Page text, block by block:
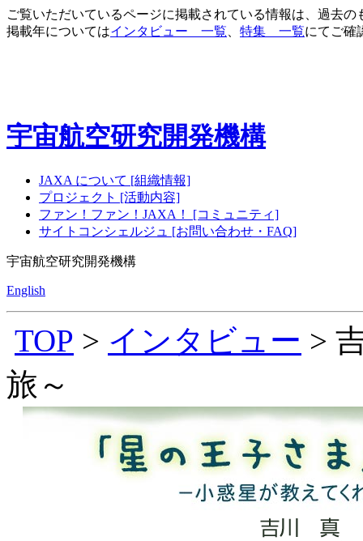
ご覧いただいているページに掲載されている情報は、過去
掲載年についてはインタビュー 一覧 特集 一覧にてご確
宇宙航空研究開発機構
JAXA について [組織情報]
プロジェクト [活動内容]
ファン！ファン！JAXA！ [コミュニティ]
サイトコンシェルジュ [お問い合わせ・FAQ]
宇宙航空研究開発機構
English
TOP > インタビュー >
旅～